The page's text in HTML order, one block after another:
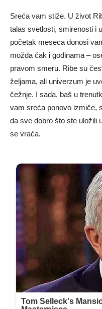
Sreća vam stiže. U život
talas svetlosti, smirenosti i
početak meseca donosi
možda čak i godinama –
pravom smeru. Ribe su
željama, ali univerzum je
čežnje. I sada, baš u
vam sreća ponovo izmiče,
da sve dobro što ste uložili
se vraća.